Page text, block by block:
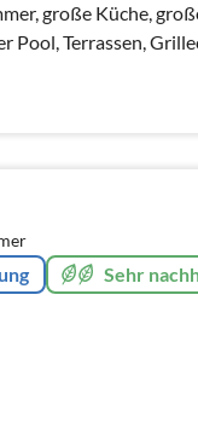
große Küche, großer
Pool, Terrassen,
Sehr